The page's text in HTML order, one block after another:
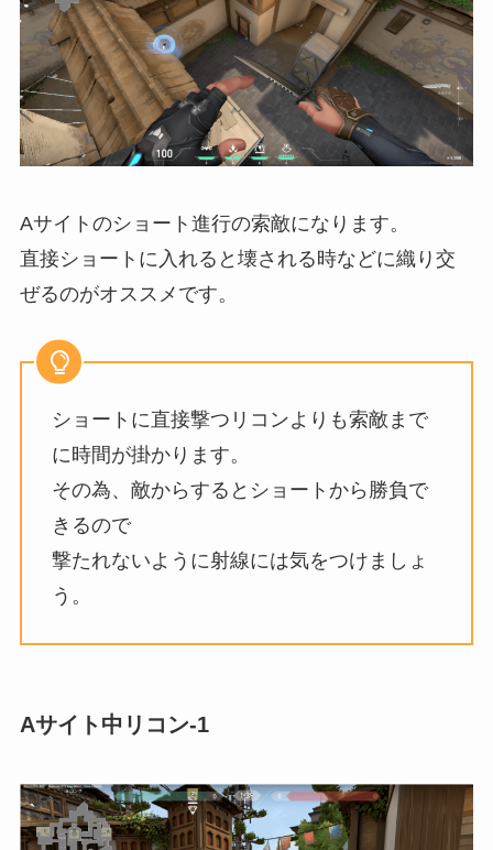
Aサイトのショート進行の索敵になります。
直接ショートに入れると壊される時などに織り交
ぜるのがオススメです。
ショートに直接撃つリコンよりも索敵まで
に時間が掛かります。
その為、敵からするとショートから勝負で
きるので
撃たれないように射線には気をつけましょ
う。
Aサイト中リコン-1